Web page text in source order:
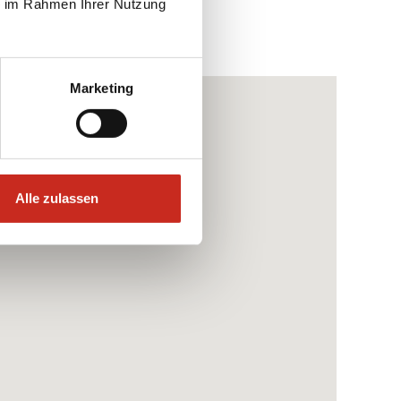
Rahmen Ihrer Nutzung
Marketing
Alle zulassen